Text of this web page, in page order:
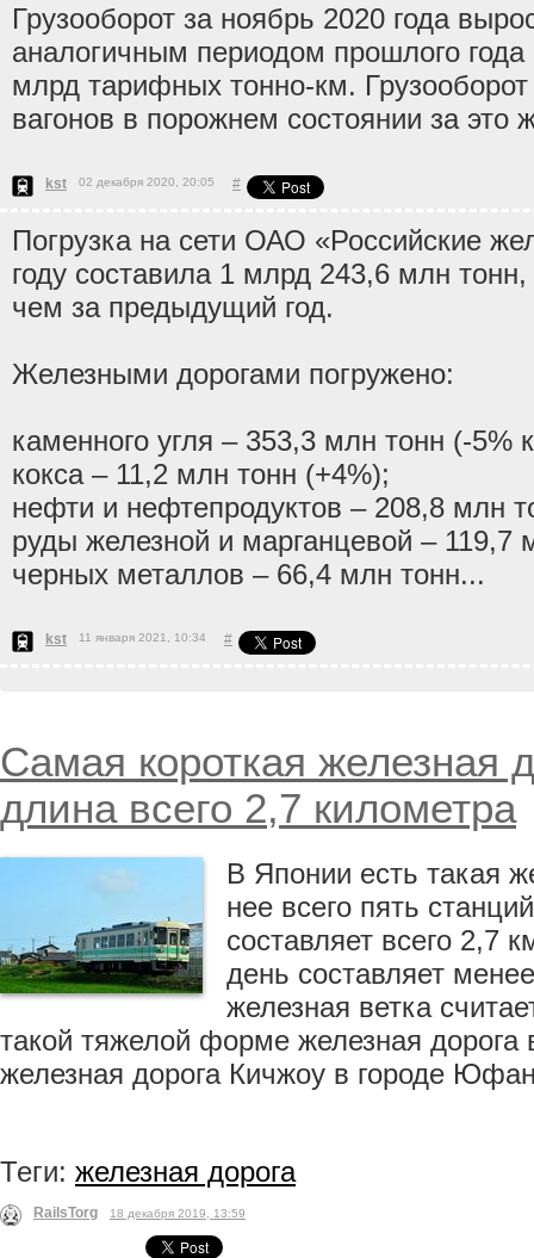
Грузооборот за ноябрь 2020 года
аналогичным периодом прошлого
млрд тарифных тонно-км. Грузооборот
вагонов в порожнем состоянии за это
kst 02 декабря 2020, 20:05 #
Погрузка на сети ОАО «Российские
году составила 1 млрд 243,6 млн
чем за предыдущий год.
Железными дорогами погружено:
каменного угля – 353,3 млн тонн (-5%
кокса – 11,2 млн тонн (+4%);
нефти и нефтепродуктов – 208,8 млн
руды железной и марганцевой – 119,7
черных металлов – 66,4 млн тонн...
kst 11 января 2021, 10:34 #
Самая короткая железная
длина всего 2,7 километра
В Японии есть такая
нее всего пять
составляет всего 2,7
день составляет
железная ветка
такой тяжелой форме железная дорога
железная дорога Кичжоу в городе
Теги: железная дорога
RailsTorg 18 декабря 2019, 13:59